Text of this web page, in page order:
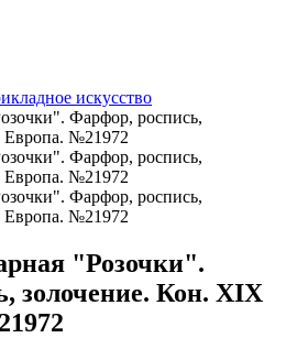
искусство
"Розочки".
золочение. Кон. ХIХ